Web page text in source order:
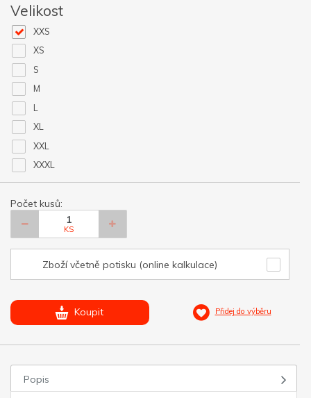
Velikost
XXS
XS
S
M
L
XL
XXL
XXXL
Počet kusů:
KS
Zboží včetně potisku (online kalkulace)
Koupit Přidej do výběru
Popis